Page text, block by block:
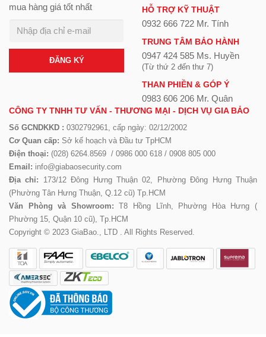
mua hàng giá tốt nhất
ĐĂNG KÝ
HỖ TRỢ KỸ THUẬT
0932 666 722 Mr. Tính
TRUNG TÂM BẢO HÀNH
0947 424 585 Ms. Huyền
(Từ thứ 2 đến thư 7)
THAN PHIỀN & GÓP Ý
0983 606 206 Mr. Quân
CÔNG TY TNHH TƯ VẤN - THƯƠNG MẠI - DỊCH VỤ GIA BẢO
Số GCNDKKD : 0302792961, cấp ngày: 02/12/2002
Cơ Quan cấp: Sở kế hoạch và Đầu tư TpHCM
Điện thoại: (028) 6264.8569 / 0986 000 618 / 0908 805 000
Email: info@giabaosecurity.com
Địa chỉ: 173/12 Đông Hưng Thuận 02, Phường Đông Hưng Thuận
(Phường Tân Hưng Thuận, Q.12 cũ) Tp.HCM
Văn Phòng và Showroom: T8 Hồng Lĩnh, Phường Hòa Hưng (
Phường 15, Quận 10 cũ), Tp.HCM
Copyright © 2023 GiaBao., LTD . All Rights Reserved.